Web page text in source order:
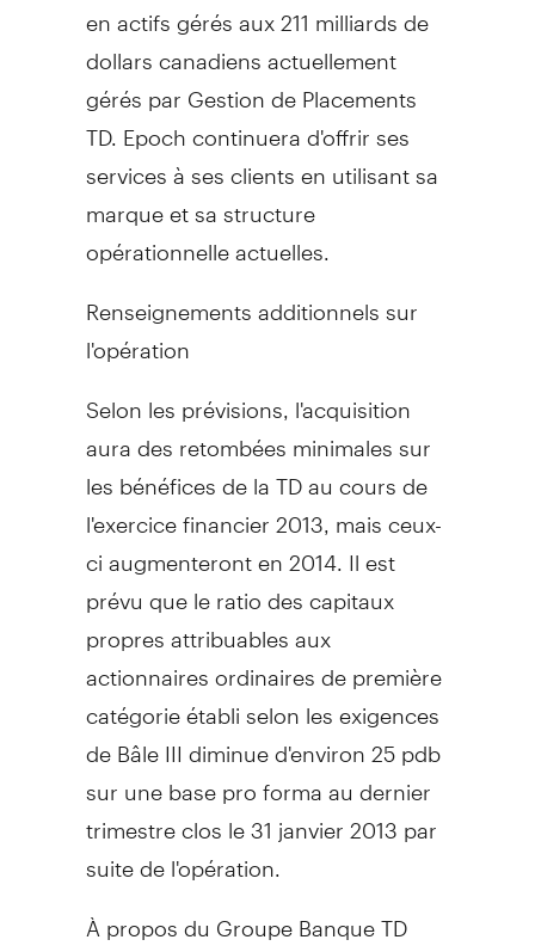
en actifs gérés aux 211 milliards de
dollars canadiens actuellement
gérés par Gestion de Placements
TD. Epoch continuera d'offrir ses
services à ses clients en utilisant sa
marque et sa structure
opérationnelle actuelles.
Renseignements additionnels sur
l'opération
Selon les prévisions, l'acquisition
aura des retombées minimales sur
les bénéfices de la TD au cours de
l'exercice financier 2013, mais ceux-
ci augmenteront en 2014. Il est
prévu que le ratio des capitaux
propres attribuables aux
actionnaires ordinaires de première
catégorie établi selon les exigences
de Bâle III diminue d'environ 25 pdb
sur une base pro forma au dernier
trimestre clos le 31 janvier 2013 par
suite de l'opération.
À propos du Groupe Banque TD